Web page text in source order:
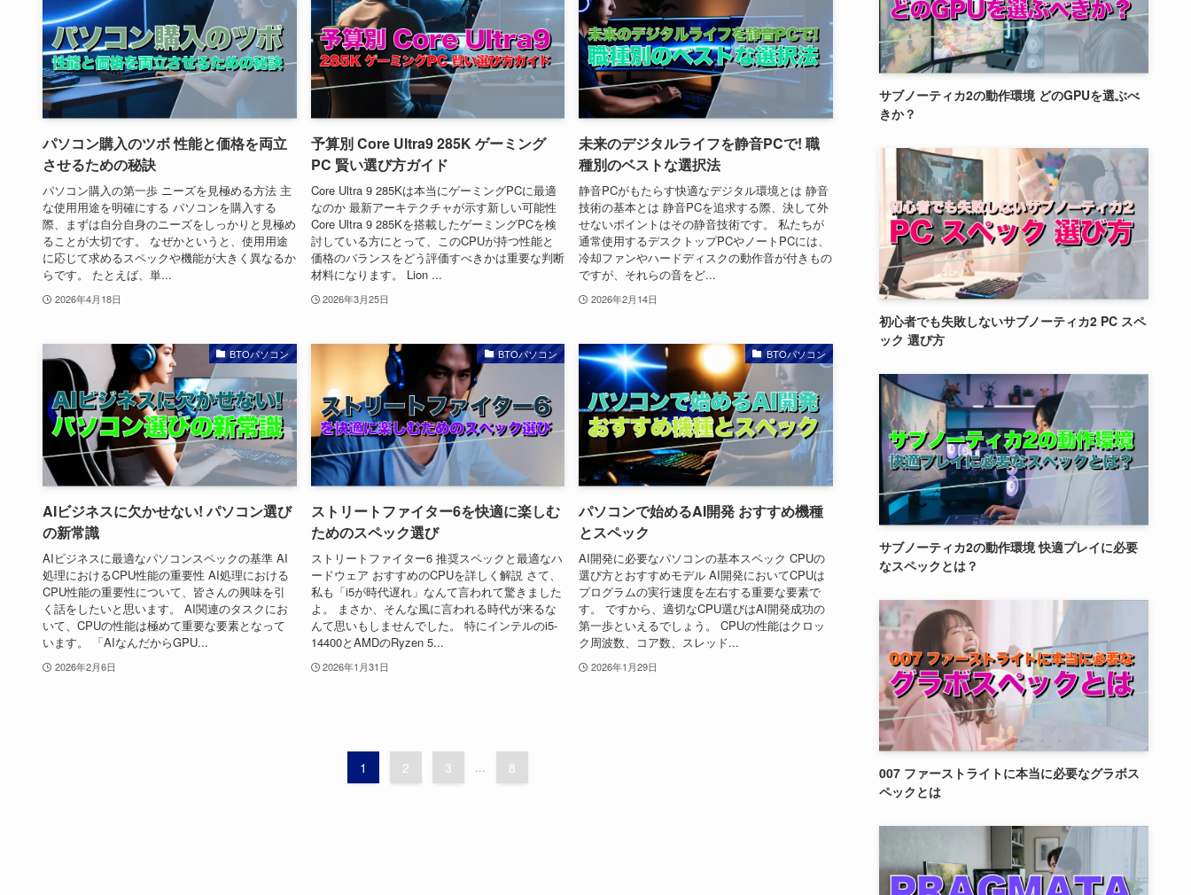
パソコン購入のツボ 性能と価格を両立
させるための秘訣
パソコン購入の第一歩 ニーズを見極める方法 主
な使用用途を明確にする パソコンを購入する
際、まずは自分自身のニーズをしっかりと見極め
ることが大切です。 なぜかというと、使用用途
に応じて求めるスペックや機能が大きく異なるか
らです。 たとえば、単...
2026年4月18日
予算別 Core Ultra9 285K ゲーミング
PC 賢い選び方ガイド
Core Ultra 9 285Kは本当にゲーミングPCに最適
なのか 最新アーキテクチャが示す新しい可能性
Core Ultra 9 285Kを搭載したゲーミングPCを検
討している方にとって、このCPUが持つ性能と
価格のバランスをどう評価すべきかは重要な判断
材料になります。 Lion ...
2026年3月25日
未来のデジタルライフを静音PCで! 職
種別のベストな選択法
静音PCがもたらす快適なデジタル環境とは 静音
技術の基本とは 静音PCを追求する際、決して外
せないポイントはその静音技術です。 私たちが
通常使用するデスクトップPCやノートPCには、
冷却ファンやハードディスクの動作音が付きもの
ですが、それらの音をど...
2026年2月14日
BTOパソコン
AIビジネスに欠かせない! パソコン選び
の新常識
AIビジネスに最適なパソコンスペックの基準 AI
処理におけるCPU性能の重要性 AI処理における
CPU性能の重要性について、皆さんの興味を引
く話をしたいと思います。 AI関連のタスクにお
いて、CPUの性能は極めて重要な要素となって
います。 「AIなんだからGPU...
2026年2月6日
BTOパソコン
ストリートファイター6を快適に楽しむ
ためのスペック選び
ストリートファイター6 推奨スペックと最適なハ
ードウェア おすすめのCPUを詳しく解説 さて、
私も「i5が時代遅れ」なんて言われて驚きました
よ。 まさか、そんな風に言われる時代が来るな
んて思いもしませんでした。 特にインテルのi5-
14400とAMDのRyzen 5...
2026年1月31日
BTOパソコン
パソコンで始めるAI開発 おすすめ機種
とスペック
AI開発に必要なパソコンの基本スペック CPUの
選び方とおすすめモデル AI開発においてCPUは
プログラムの実行速度を左右する重要な要素で
す。 ですから、適切なCPU選びはAI開発成功の
第一歩といえるでしょう。 CPUの性能はクロッ
ク周波数、コア数、スレッド...
2026年1月29日
1 2 3 ... 8
サブノーティカ2の動作環境 どのGPUを選ぶべ
きか？
初心者でも失敗しないサブノーティカ2 PC スペ
ック 選び方
サブノーティカ2の動作環境 快適プレイに必要
なスペックとは？
007 ファーストライトに本当に必要なグラボス
ペックとは